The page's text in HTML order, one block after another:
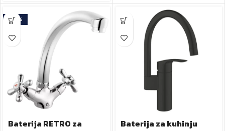
-20%
Baterija RETRO za
Baterija za kuhinju